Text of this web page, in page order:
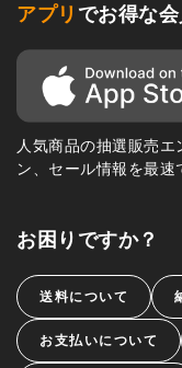
アプリ でお得な
人気商品の抽選販売
ン、セール情報を最速
お困りですか？
送料について
お支払いについて